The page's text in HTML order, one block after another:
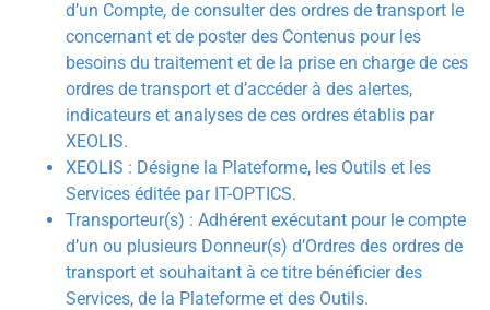
d’un Compte, de consulter des ordres de transport le
concernant et de poster des Contenus pour les
besoins du traitement et de la prise en charge de ces
ordres de transport et d’accéder à des alertes,
indicateurs et analyses de ces ordres établis par
XEOLIS.
XEOLIS : Désigne la Plateforme, les Outils et les
Services éditée par IT-OPTICS.
Transporteur(s) : Adhérent exécutant pour le compte
d’un ou plusieurs Donneur(s) d’Ordres des ordres de
transport et souhaitant à ce titre bénéficier des
Services, de la Plateforme et des Outils.